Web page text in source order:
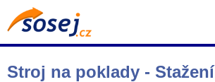
Stroj na poklady - Stažení